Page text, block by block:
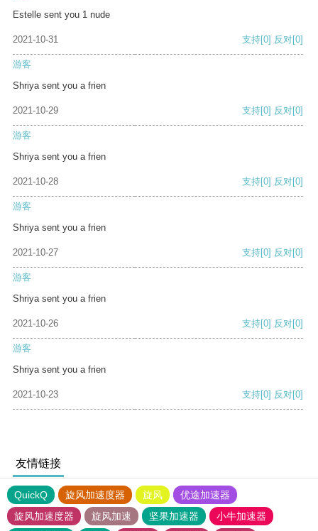
Estelle sent you 1 nude
2021-10-31 支持[0] 反对[0]
游客
Shriya sent you a frien
2021-10-29 支持[0] 反对[0]
游客
Shriya sent you a frien
2021-10-28 支持[0] 反对[0]
游客
Shriya sent you a frien
2021-10-27 支持[0] 反对[0]
游客
Shriya sent you a frien
2021-10-26 支持[0] 反对[0]
游客
Shriya sent you a frien
2021-10-23 支持[0] 反对[0]
友情链接
QuickQ 旋风加速度器 旋风
优途加速器
旋风加速度器
旋风加速 坚果加速器
小牛加速器